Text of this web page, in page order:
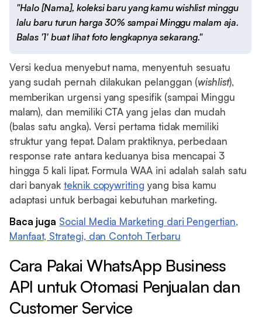
"Halo [Nama], koleksi baru yang kamu wishlist minggu
lalu baru turun harga 30% sampai Minggu malam aja.
Balas '1' buat lihat foto lengkapnya sekarang."
Versi kedua menyebut nama, menyentuh sesuatu
yang sudah pernah dilakukan pelanggan (wishlist),
memberikan urgensi yang spesifik (sampai Minggu
malam), dan memiliki CTA yang jelas dan mudah
(balas satu angka). Versi pertama tidak memiliki
struktur yang tepat. Dalam praktiknya, perbedaan
response rate antara keduanya bisa mencapai 3
hingga 5 kali lipat. Formula WAA ini adalah salah satu
dari banyakteknik copywriting yang bisa kamu
adaptasi untuk berbagai kebutuhan marketing.
Baca juga Social Media Marketing dari Pengertian,
Manfaat, Strategi, dan Contoh Terbaru
Cara Pakai WhatsApp Business
API untuk Otomasi Penjualan dan
Customer Service